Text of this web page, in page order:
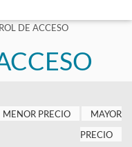
DE ACCESO
MENOR PRECIO
MAYOR
PRECIO